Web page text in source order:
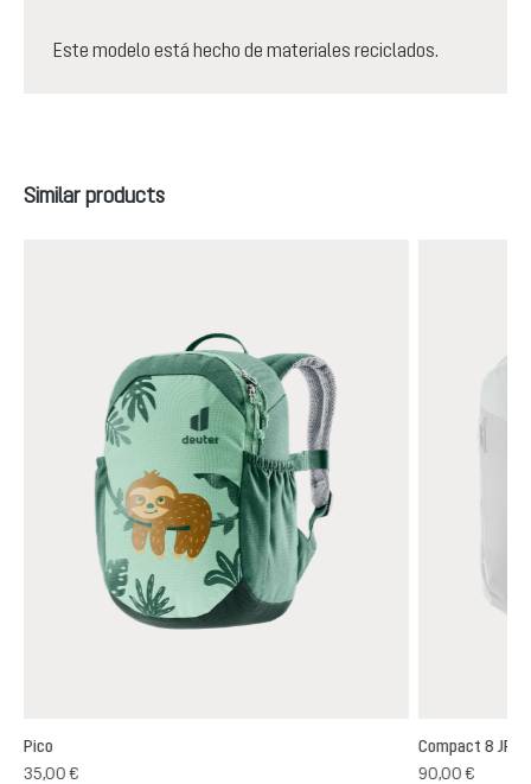
Este modelo está hecho de materiales reciclados.
Omitir la galería de productos
Similar products
Pico
35,00 €
Compact 8 JR
90,00 €